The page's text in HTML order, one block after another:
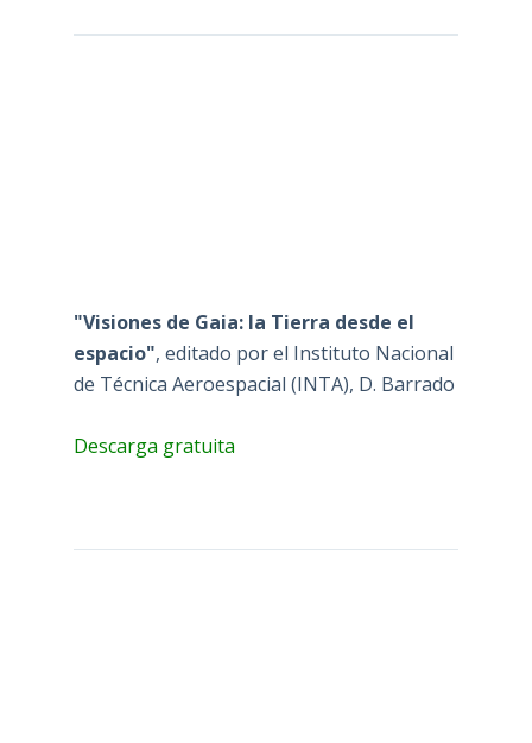
"Visiones de Gaia: la Tierra desde el
espacio", editado por el Instituto Nacional
de Técnica Aeroespacial (INTA), D. Barrado
Descarga gratuita